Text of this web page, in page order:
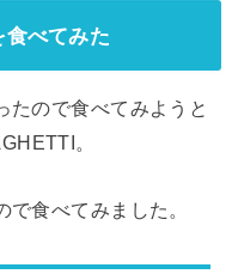
べてみた
たので食べてみようと
。
食べてみました。